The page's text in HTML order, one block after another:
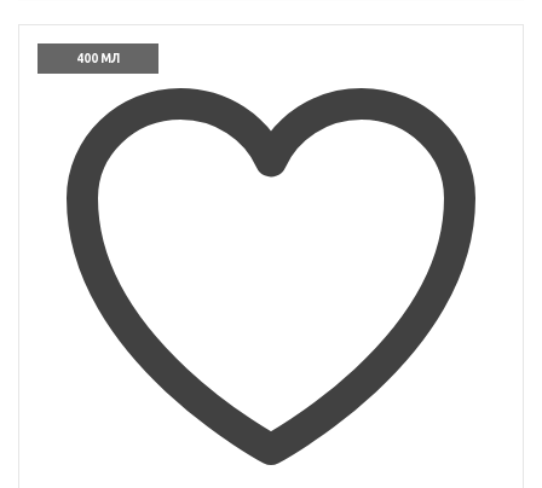
400 МЛ